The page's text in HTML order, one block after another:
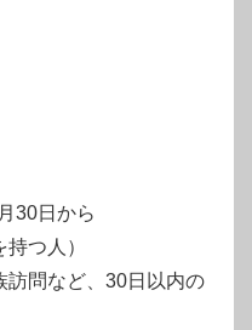
30日から
つ人）
訪問など、30日以内の